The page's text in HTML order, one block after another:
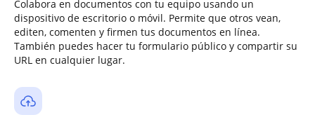
Colabora en documentos con tu equipo usando un
dispositivo de escritorio o móvil. Permite que otros vean,
editen, comenten y firmen tus documentos en línea.
También puedes hacer tu formulario público y compartir su
URL en cualquier lugar.